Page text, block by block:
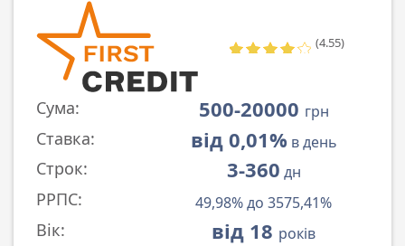
(4.55)
Сума: 500-20000 грн
Ставка: від 0,01% в день
Строк: 3-360 дн
РРПС: 49,98% до 3575,41%
Вік: від 18 років